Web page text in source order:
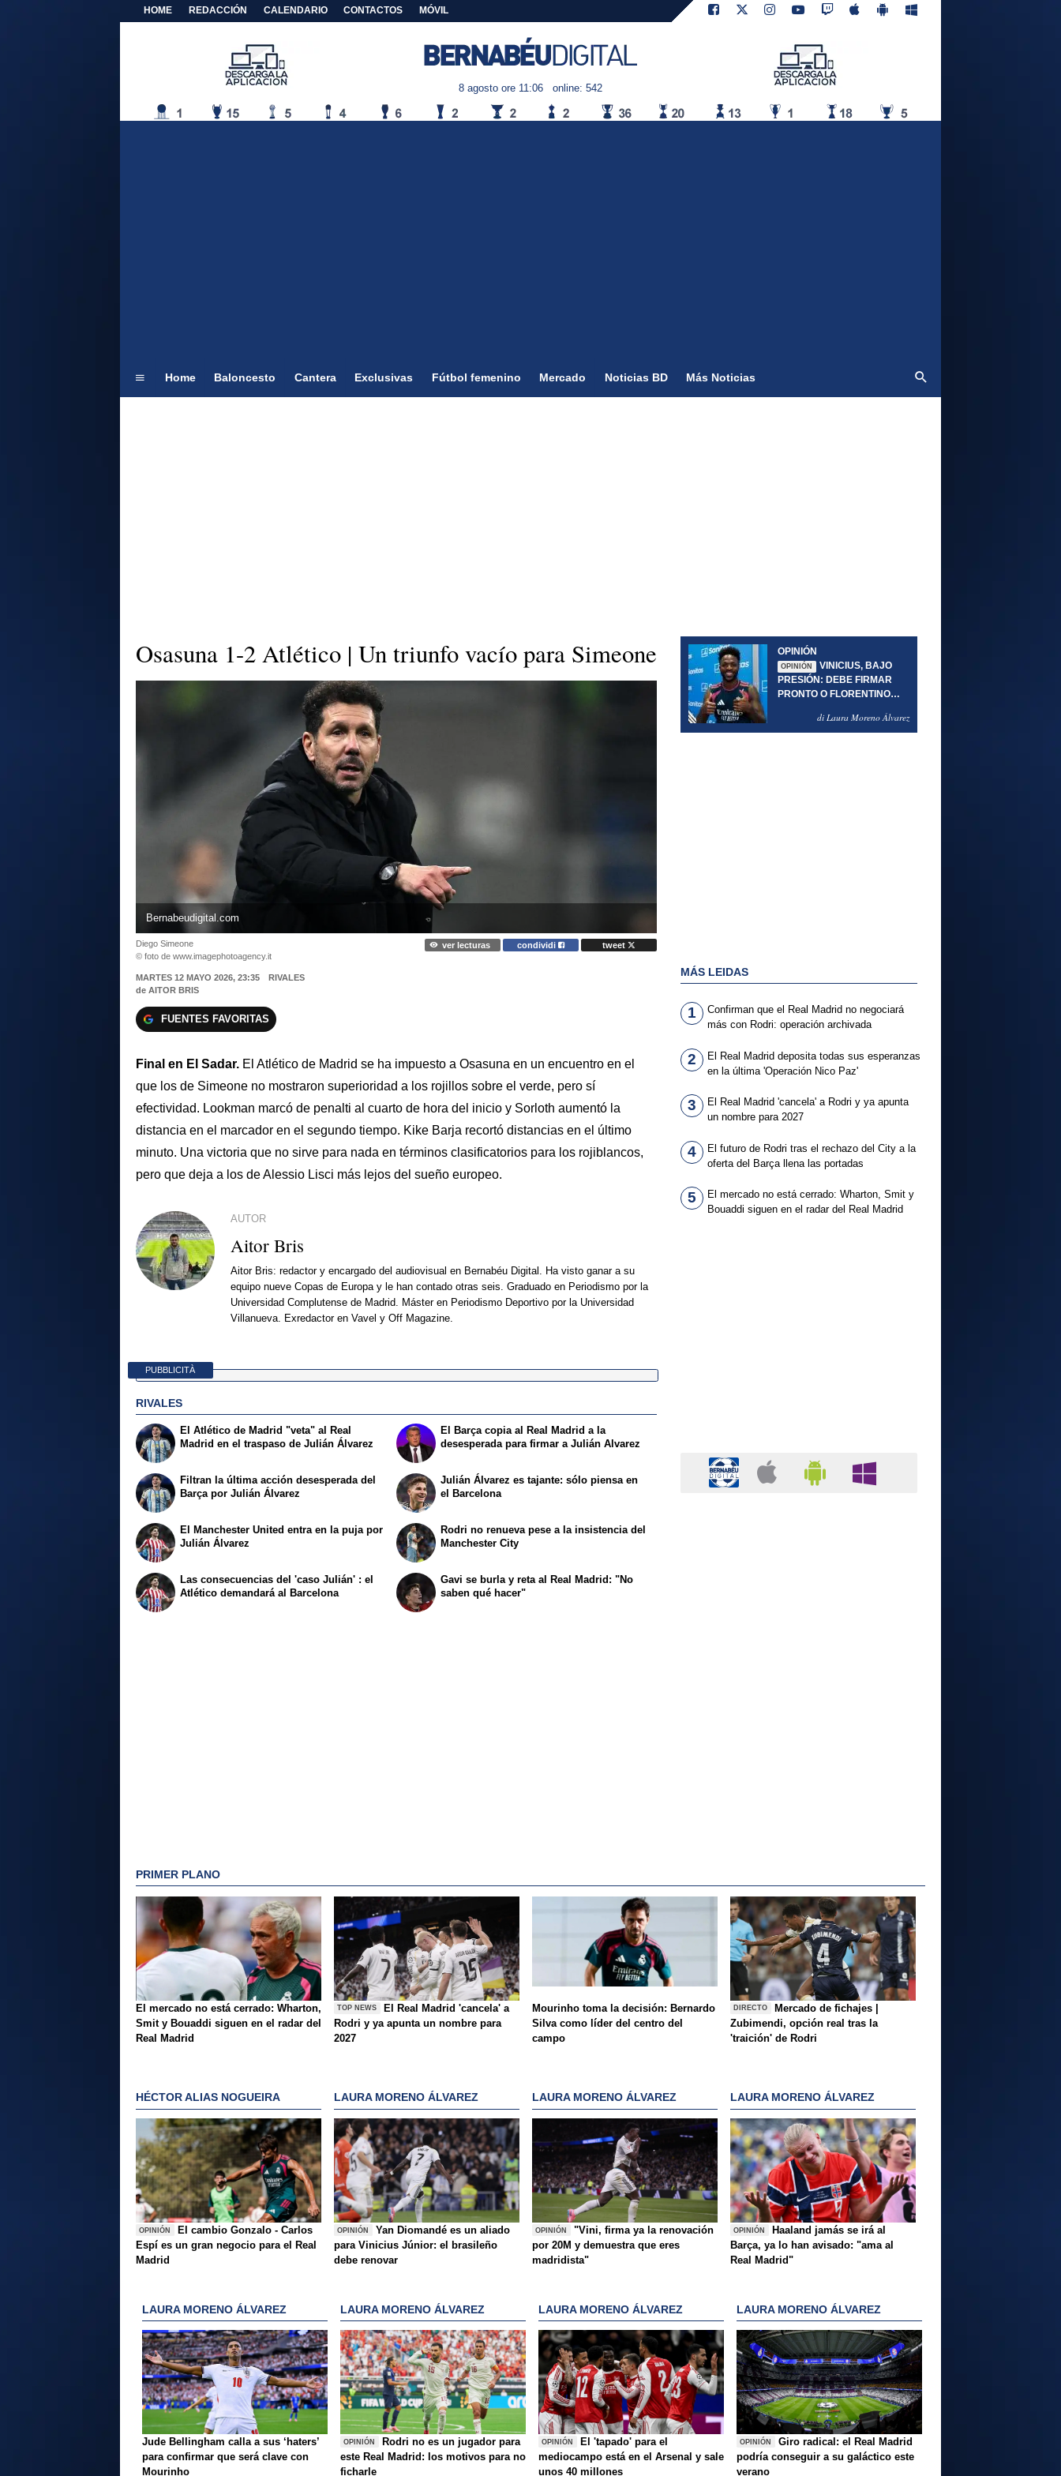
HOME REDACCIÓN CALENDARIO CONTACTOS MÓVIL
8 agosto ore 11:06 online: 542
Home Baloncesto Cantera Exclusivas Fútbol femenino Mercado Noticias BD Más Noticias
Osasuna 1-2 Atlético | Un triunfo vacío para Simeone
Bernabeudigital.com
Diego Simeone
© foto de www.imagephotoagency.it
ver lecturas condividi tweet
MARTES 12 MAYO 2026, 23:35
RIVALES
de AITOR BRIS
FUENTES FAVORITAS
Final en El Sadar. El Atlético de Madrid se ha impuesto a Osasuna en un encuentro en el
que los de Simeone no mostraron superioridad a los rojillos sobre el verde, pero sí
efectividad. Lookman marcó de penalti al cuarto de hora del inicio y Sorloth aumentó la
distancia en el marcador en el segundo tiempo. Kike Barja recortó distancias en el último
minuto. Una victoria que no sirve para nada en términos clasificatorios para los rojiblancos,
pero que deja a los de Alessio Lisci más lejos del sueño europeo.
AUTOR
Aitor Bris
Aitor Bris: redactor y encargado del audiovisual en Bernabéu Digital. Ha visto ganar a su
equipo nueve Copas de Europa y le han contado otras seis. Graduado en Periodismo por la
Universidad Complutense de Madrid. Máster en Periodismo Deportivo por la Universidad
Villanueva. Exredactor en Vavel y Off Magazine.
PUBBLICITÀ
RIVALES
El Atlético de Madrid "veta" al Real
Madrid en el traspaso de Julián Álvarez
Filtran la última acción desesperada del
Barça por Julián Álvarez
El Barça copia al Real Madrid a la
desesperada para firmar a Julián Alvarez
Julián Álvarez es tajante: sólo piensa en
el Barcelona
El Manchester United entra en la puja por
Julián Álvarez
Las consecuencias del 'caso Julián' : el
Atlético demandará al Barcelona
Rodri no renueva pese a la insistencia del
Manchester City
Gavi se burla y reta al Real Madrid: "No
saben qué hacer"
OPINIÓN
OPINIÓN
VINICIUS, BAJO
PRESIÓN: DEBE FIRMAR
PRONTO O FLORENTINO
di Laura Moreno Álvarez
MÁS LEIDAS
1
Confirman que el Real Madrid no negociará
más con Rodri: operación archivada
2
El Real Madrid deposita todas sus esperanzas
en la última 'Operación Nico Paz'
3
El Real Madrid 'cancela' a Rodri y ya apunta
un nombre para 2027
4
El futuro de Rodri tras el rechazo del City a la
oferta del Barça llena las portadas
5
El mercado no está cerrado: Wharton, Smit y
Bouaddi siguen en el radar del Real Madrid
PRIMER PLANO
El mercado no está cerrado: Wharton,
Smit y Bouaddi siguen en el radar del
Real Madrid
TOP NEWS
El Real Madrid 'cancela' a
Rodri y ya apunta un nombre para
2027
Mourinho toma la decisión: Bernardo
Silva como líder del centro del
campo
DIRECTO
Mercado de fichajes |
Zubimendi, opción real tras la
'traición' de Rodri
HÉCTOR ALIAS NOGUEIRA
OPINIÓN
El cambio Gonzalo - Carlos
Espí es un gran negocio para el Real
Madrid
LAURA MORENO ÁLVAREZ
OPINIÓN
Yan Diomandé es un aliado
para Vinicius Júnior: el brasileño
debe renovar
LAURA MORENO ÁLVAREZ
OPINIÓN
"Vini, firma ya la renovación
por 20M y demuestra que eres
madridista"
LAURA MORENO ÁLVAREZ
OPINIÓN
Haaland jamás se irá al
Barça, ya lo han avisado: "ama al
Real Madrid"
LAURA MORENO ÁLVAREZ
Jude Bellingham calla a sus ‘haters’
para confirmar que será clave con
Mourinho
LAURA MORENO ÁLVAREZ
OPINIÓN
Rodri no es un jugador para
este Real Madrid: los motivos para no
ficharle
LAURA MORENO ÁLVAREZ
OPINIÓN
El 'tapado' para el
mediocampo está en el Arsenal y sale
unos 40 millones
LAURA MORENO ÁLVAREZ
OPINIÓN
Giro radical: el Real Madrid
podría conseguir a su galáctico este
verano